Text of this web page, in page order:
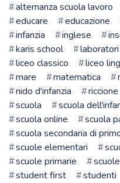
alternanza scuola lavoro
educare
educazione
infanzia
inglese
karis school
laboratori
liceo classico
liceo
mare
matematica
nido d'infanzia
riccione
scuola
scuola
scuola online
scuola
scuola secondaria di
scuole elementari
scuole primarie
student first
studenti